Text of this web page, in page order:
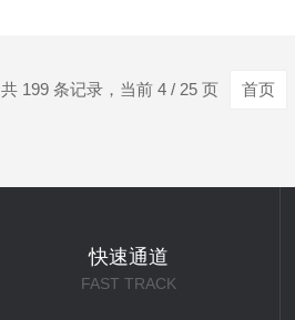
共 199 条记录，当前 4 / 25 页 首页
快速通道
FAST TRACK